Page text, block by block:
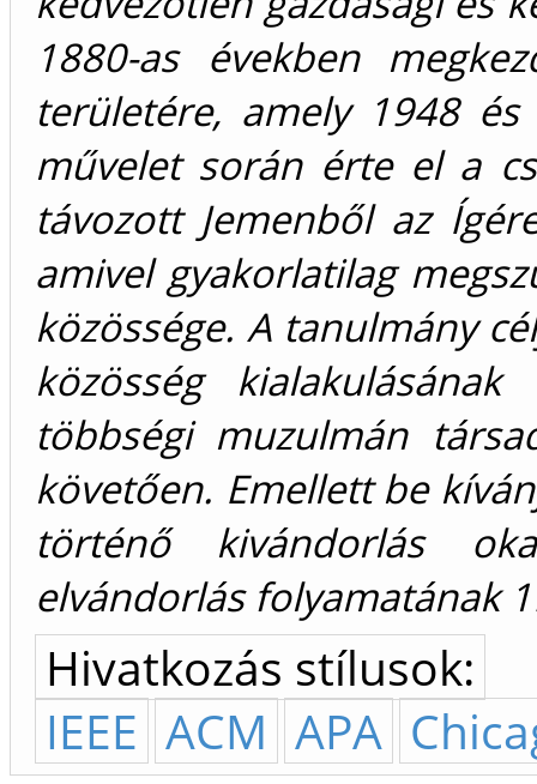
1880-as években
területére, amely 1948
művelet során érte el a
távozott Jemenből az
amivel gyakorlatilag
közössége. A tanulmány
közösség
többségi muzulmán
követően. Emellett be
történő kivándorlás
elvándorlás folyamatának
Hivatkozás stílusok:
IEEE ACM APA